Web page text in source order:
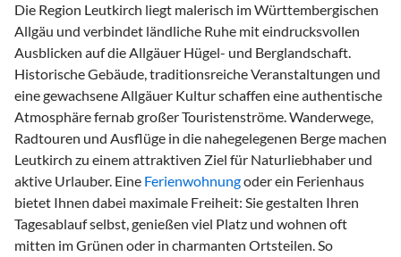
Die Region Leutkirch liegt malerisch im Württembergischen
Allgäu und verbindet ländliche Ruhe mit eindrucksvollen
Ausblicken auf die Allgäuer Hügel- und Berglandschaft.
Historische Gebäude, traditionsreiche Veranstaltungen und
eine gewachsene Allgäuer Kultur schaffen eine authentische
Atmosphäre fernab großer Touristenströme. Wanderwege,
Radtouren und Ausflüge in die nahegelegenen Berge machen
Leutkirch zu einem attraktiven Ziel für Naturliebhaber und
aktive Urlauber. Eine Ferienwohnungoder ein Ferienhaus
bietet Ihnen dabei maximale Freiheit: Sie gestalten Ihren
Tagesablauf selbst, genießen viel Platz und wohnen oft
mitten im Grünen oder in charmanten Ortsteilen. So